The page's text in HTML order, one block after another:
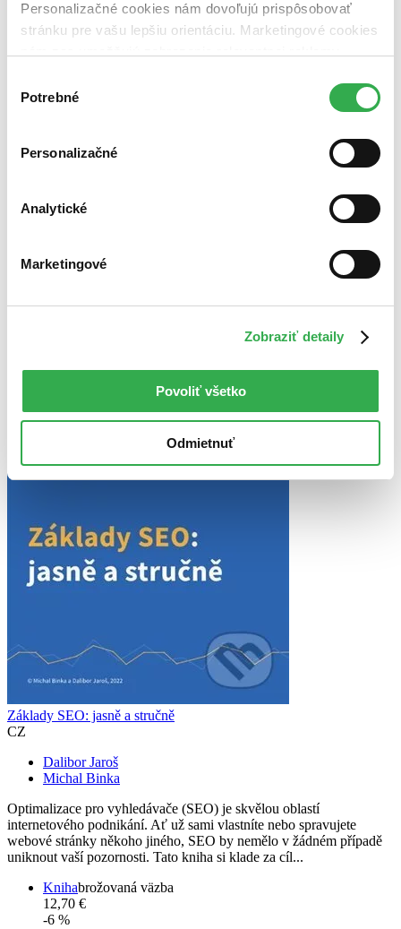
Personalizačné cookies nám dovoľujú prispôsobovať
stránku pre vašu lepšiu orientáciu. Marketingové cookies
nám pomohlo, keby sme mohli používať všetky tieto
súhlasu
Potrebné
Personalizačné
Analytické
Marketingové
Zobraziť detaily
Povoliť všetko
Odmietnuť
Zúžiť výber
Zoradiť
Top hodnotené
Najlacnejšie
Najvyššia zľava
Použité filtre
Základy SEO: jasně a stručně
CZ
Dalibor Jaroš
Michal Binka
Optimalizace pro vyhledávače (SEO) je skvělou oblastí
internetového podnikání. Ať už sami vlastníte nebo spravujete
webové stránky někoho jiného, SEO by nemělo v žádném případě
uniknout vaší pozornosti. Tato kniha si klade za cíl...
Knihabrožovaná väzba
12,70 €
-6 %